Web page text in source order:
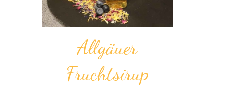
Allgäuer
Fruchtsirup